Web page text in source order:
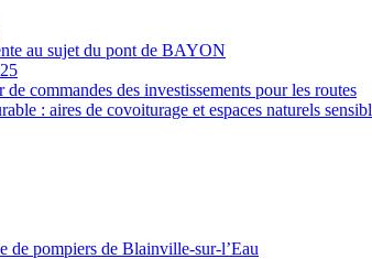
au sujet du pont de BAYON
commandes des investissements pour les routes
: aires de covoiturage et espaces naturels
de pompiers de Blainville-sur-l’Eau